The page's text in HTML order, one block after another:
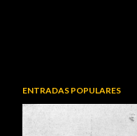
ENTRADAS POPULARES